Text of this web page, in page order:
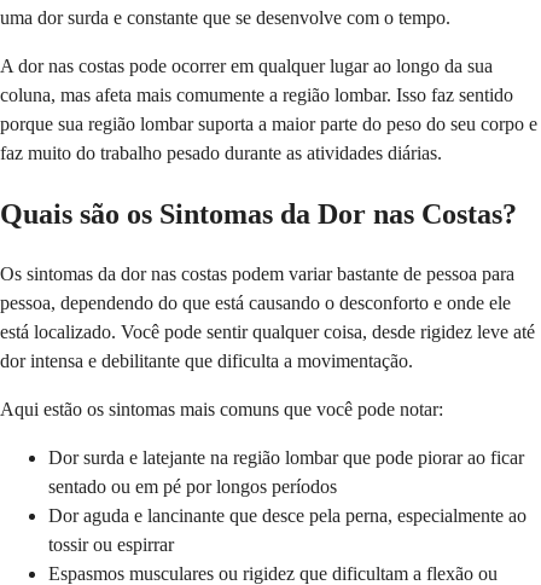
uma dor surda e constante que se desenvolve com o tempo.
A dor nas costas pode ocorrer em qualquer lugar ao longo da sua
coluna, mas afeta mais comumente a região lombar. Isso faz sentido
porque sua região lombar suporta a maior parte do peso do seu corpo e
faz muito do trabalho pesado durante as atividades diárias.
Quais são os Sintomas da Dor nas Costas?
Os sintomas da dor nas costas podem variar bastante de pessoa para
pessoa, dependendo do que está causando o desconforto e onde ele
está localizado. Você pode sentir qualquer coisa, desde rigidez leve até
dor intensa e debilitante que dificulta a movimentação.
Aqui estão os sintomas mais comuns que você pode notar:
Dor surda e latejante na região lombar que pode piorar ao ficar
sentado ou em pé por longos períodos
Dor aguda e lancinante que desce pela perna, especialmente ao
tossir ou espirrar
Espasmos musculares ou rigidez que dificultam a flexão ou